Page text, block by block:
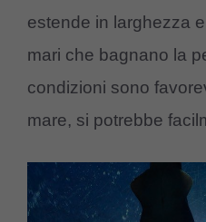
estende in larghezza
mari che bagnano la
condizioni sono
mare, si potrebbe